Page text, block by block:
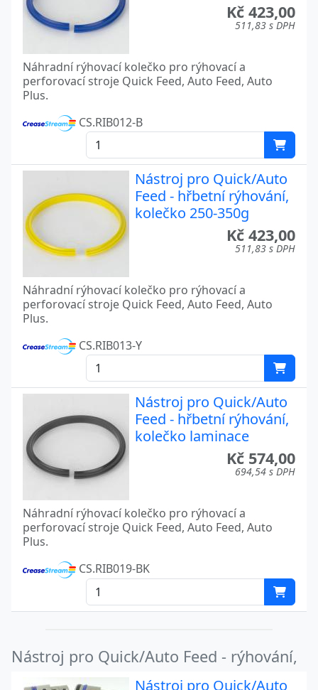
Kč 423,00
511,83 s DPH
Náhradní rýhovací kolečko pro rýhovací a
perforovací stroje Quick Feed, Auto Feed, Auto
Plus.
CS.RIB012-B
Nástroj pro Quick/Auto
Feed - hřbetní rýhování,
kolečko 250-350g
Kč 423,00
511,83 s DPH
Náhradní rýhovací kolečko pro rýhovací a
perforovací stroje Quick Feed, Auto Feed, Auto
Plus.
CS.RIB013-Y
Nástroj pro Quick/Auto
Feed - hřbetní rýhování,
kolečko laminace
Kč 574,00
694,54 s DPH
Náhradní rýhovací kolečko pro rýhovací a
perforovací stroje Quick Feed, Auto Feed, Auto
Plus.
CS.RIB019-BK
Nástroj pro Quick/Auto Feed - rýhování,
Nástroj pro Quick/Auto